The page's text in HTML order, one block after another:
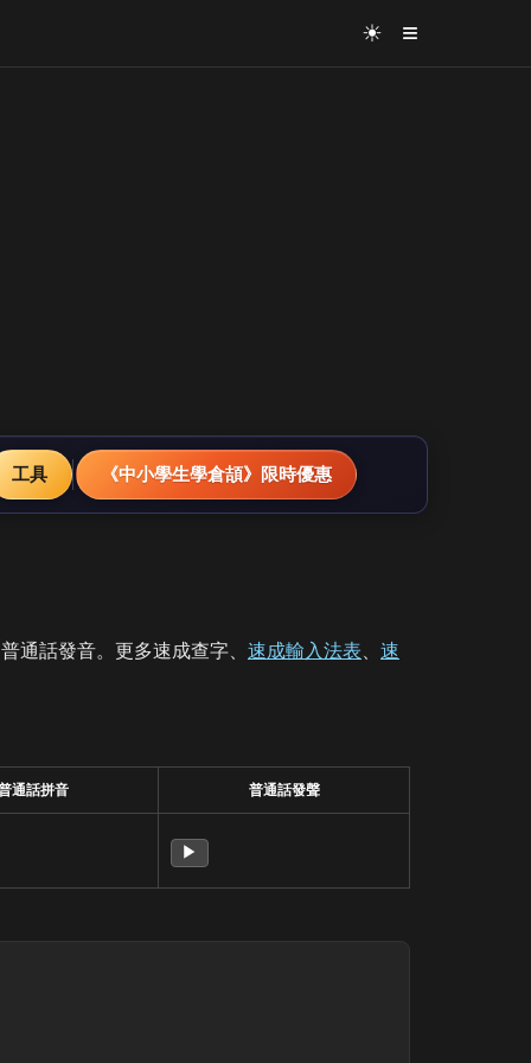
☀ ≡
工具 《中小學生學倉頡》限時優惠
通話發音。更多速成查字、 速成輸入法表、 速
通話拼音 普通話發聲
▶